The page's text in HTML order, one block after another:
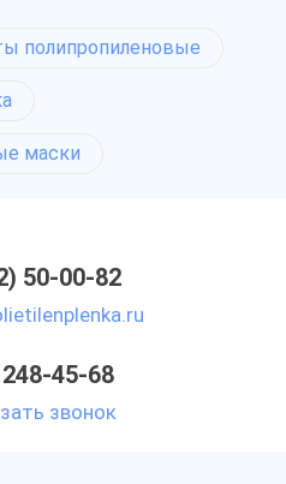
полипропиленовые
маски
50-00-82
45-68
звонок